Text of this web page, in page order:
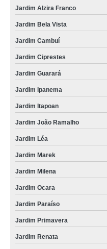
Jardim Alzira Franco
Jardim Bela Vista
Jardim Cambuí
Jardim Ciprestes
Jardim Guarará
Jardim Ipanema
Jardim Itapoan
Jardim João Ramalho
Jardim Léa
Jardim Marek
Jardim Milena
Jardim Ocara
Jardim Paraíso
Jardim Primavera
Jardim Renata